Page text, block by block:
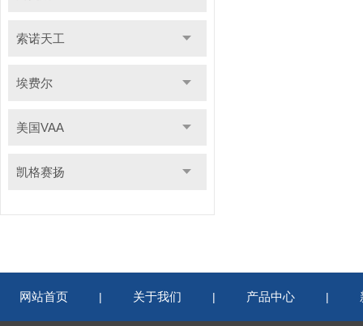
索诺天工
埃费尔
美国VAA
凯格赛扬
网站首页 | 关于我们 | 产品中心 |